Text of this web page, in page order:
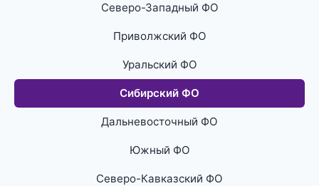
Северо-Западный ФО
Приволжский ФО
Уральский ФО
Сибирский ФО
Дальневосточный ФО
Южный ФО
Северо-Кавказский ФО